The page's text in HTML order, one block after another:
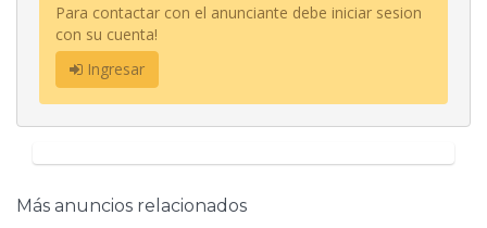
Para contactar con el anunciante debe iniciar sesion
con su cuenta!
Ingresar
Más anuncios relacionados